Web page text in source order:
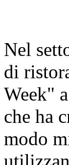
Nel
di
Week"
che ha
modo